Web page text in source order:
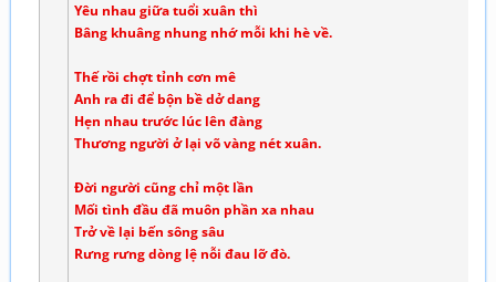
Yêu nhau giữa tuổi xuân thì
Bâng khuâng nhung nhớ mỗi khi hè về.
Thế rồi chợt tỉnh cơn mê
Anh ra đi để bộn bề dở dang
Hẹn nhau trước lúc lên đàng
Thương người ở lại võ vàng nét xuân.
Đời người cũng chỉ một lần
Mối tình đầu đã muôn phần xa nhau
Trở về lại bến sông sâu
Rưng rưng dòng lệ nỗi đau lỡ đò.